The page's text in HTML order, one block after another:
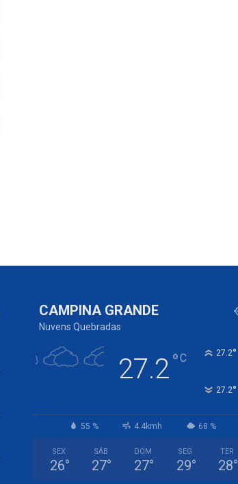
CAMPINA GRANDE
Nuvens Quebradas
27.2°C 27.2°
27.2°
55 % 4.4kmh 68 %
SEX
26°
SÁB
27°
DOM
27°
SEG
29°
TER
28°